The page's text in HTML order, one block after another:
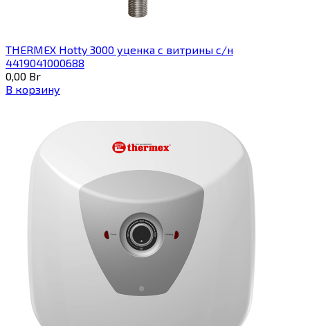
THERMEX Hotty 3000 уценка с витрины с/н
4419041000688
0,00 Br
В корзину